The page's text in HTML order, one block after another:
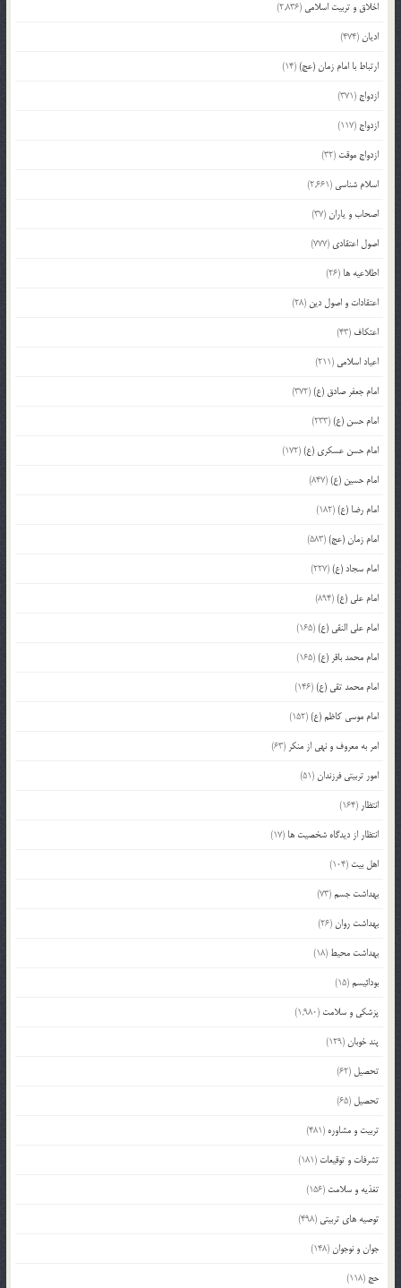
اخلاق و تربیت اسلامی (2,836)
ادیان (474)
ارتباط با امام زمان (عج)(14)
ازدواج (371)
ازدواج (117)
ازدواج موقت (32)
اسلام شناسی (2,661)
اصحاب و یاران (37)
اصول اعتقادی (777)
اطلاعیه ها (26)
اعتقادات و اصول دین (28)
اعتکاف (43)
اعیاد اسلامی (211)
امام جعفر صادق (ع)(372)
امام حسن (ع)(233)
امام حسن عسکری (ع)(172)
امام حسین (ع)(847)
امام رضا (ع)(182)
امام زمان (عج)(583)
امام سجاد (ع)(227)
امام علی (ع)(894)
امام علی النقی (ع)(165)
امام محمد باقر (ع)(165)
امام محمد تقی (ع)(146)
امام موسی کاظم (ع)(152)
امر به معروف و نهی از منکر (63)
امور تربیتی فرزندان (51)
انتظار (164)
انتظار از دیدگاه شخصیت ها (17)
اهل بیت (104)
بهداشت جسم(73)
بهداشت روان (26)
بهداشت محیط (18)
بودائیسم(15)
پزشکی و سلامت (1,980)
پند خوبان (129)
تحصیل (62)
تحصیل (65)
تربیت و مشاوره (481)
تشرفات و توقیعات (181)
تغذیه و سلامت (156)
توصیه های تربیتی (498)
جوان و نوجوان (148)
حج (118)